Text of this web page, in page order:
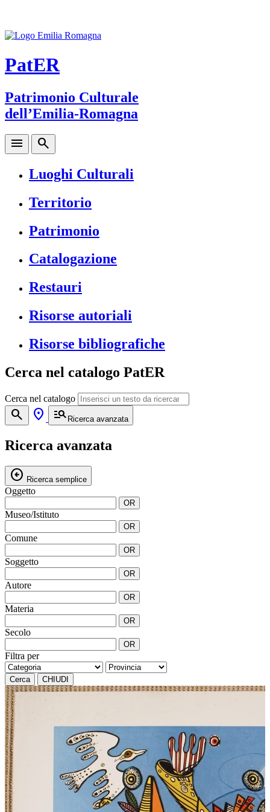
PatER
Patrimonio Culturale
dell’Emilia-Romagna
menu search
Luoghi Culturali
Territorio
Patrimonio
Catalogazione
Restauri
Risorse autoriali
Risorse bibliografiche
Cerca nel catalogo PatER
Cerca nel catalogo
search location_on manage_search Ricerca avanzata
Ricerca avanzata
arrow_circle_left Ricerca semplice
Oggetto
OR
Museo/Istituto
OR
Comune
OR
Soggetto
OR
Autore
OR
Materia
OR
Secolo
OR
Filtra per
Cerca CHIUDI